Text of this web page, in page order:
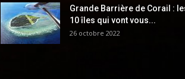
Grande Barrière de Corail :
10 îles qui vont vous...
26 octobre 2022